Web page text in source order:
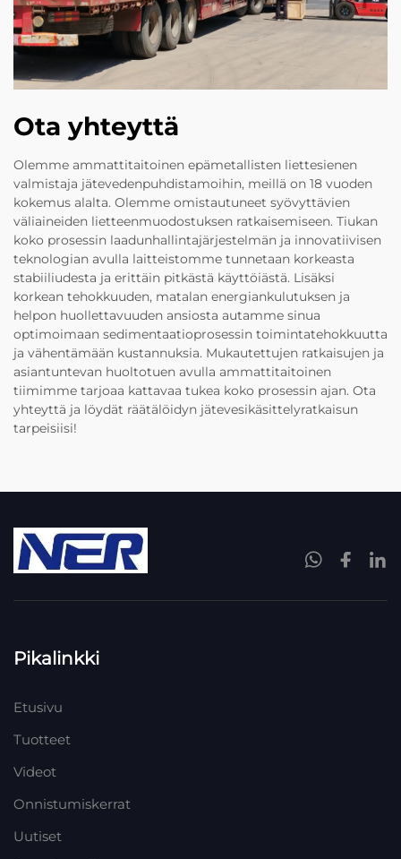
Ota yhteyttä
Olemme ammattitaitoinen epämetallisten liettesienen
valmistaja jätevedenpuhdistamoihin, meillä on 18 vuoden
kokemus alalta. Olemme omistautuneet syövyttävien
väliaineiden lietteenmuodostuksen ratkaisemiseen. Tiukan
koko prosessin laadunhallintajärjestelmän ja innovatiivisen
teknologian avulla laitteistomme tunnetaan korkeasta
stabiiliudesta ja erittäin pitkästä käyttöiästä. Lisäksi
korkean tehokkuuden, matalan energiankulutuksen ja
helpon huollettavuuden ansiosta autamme sinua
optimoimaan sedimentaatioprosessin toimintatehokkuutta
ja vähentämään kustannuksia. Mukautettujen ratkaisujen ja
asiantuntevan huoltotuen avulla ammattitaitoinen
tiimimme tarjoaa kattavaa tukea koko prosessin ajan. Ota
yhteyttä ja löydät räätälöidyn jätevesikäsittelyratkaisun
tarpeisiisi!
Pikalinkki
Etusivu
Tuotteet
Videot
Onnistumiskerrat
Uutiset